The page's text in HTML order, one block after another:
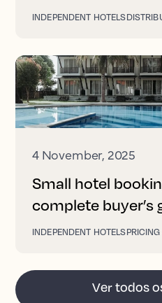
and revenue
INDEPENDENT HOTELS
4 November, 2025
Small hotel
complete buyer’s
INDEPENDENT HOTELS
Ver todos